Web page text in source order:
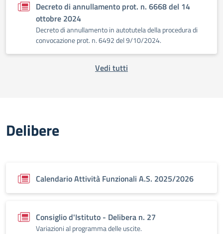
Decreto di annullamento prot. n. 6668 del 14
ottobre 2024
Decreto di annullamento in autotutela della procedura di
convocazione prot. n. 6492 del 9/10/2024.
Vedi tutti
Delibere
Calendario Attività Funzionali A.S. 2025/2026
Consiglio d'Istituto - Delibera n. 27
Variazioni al programma delle uscite.